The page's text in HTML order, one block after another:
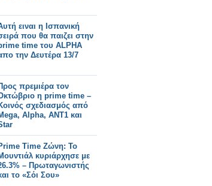
ειναι η Ισπανική
που θα παιζει στην
time του ALPHA
την Δευτέρα 13/7
πρεμιέρα τον
η prime time –
σχεδιασμός από
Alpha, ΑΝΤ1 και
Time Ζώνη: Το
κυριάρχησε με
– Πρωταγωνιστής
το «Σόι Σου»